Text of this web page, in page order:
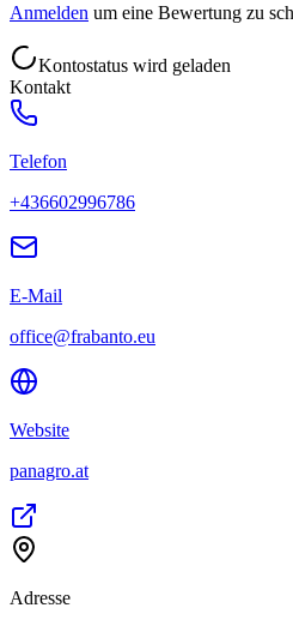
Anmelden um eine Bewertung zu
Kontostatus wird geladen
Kontakt
Telefon
+436602996786
E-Mail
office@frabanto.eu
Website
panagro.at
Adresse